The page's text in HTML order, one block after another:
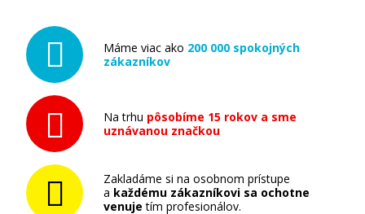
6,90 €
Kompatibilná náplň s EPSON T1599
(Oranžová)
Kompatibilná náplň
Máme viac ako 200 000 spokojných
zákazníkov
Na trhu pôsobíme 15 rokov a sme
uznávanou značkou
Zakladáme si na osobnom prístupe
a každému zákazníkovi sa ochotne
venuje tím profesionálov.